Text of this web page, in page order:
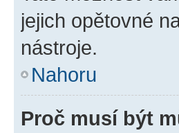
jejich opětovné
nástroje.
Nahoru
Proč musí být